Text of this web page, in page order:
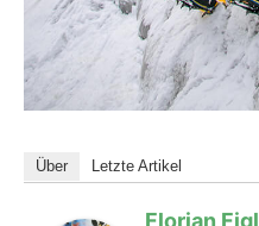
Über Letzte Artikel
Florian Figl